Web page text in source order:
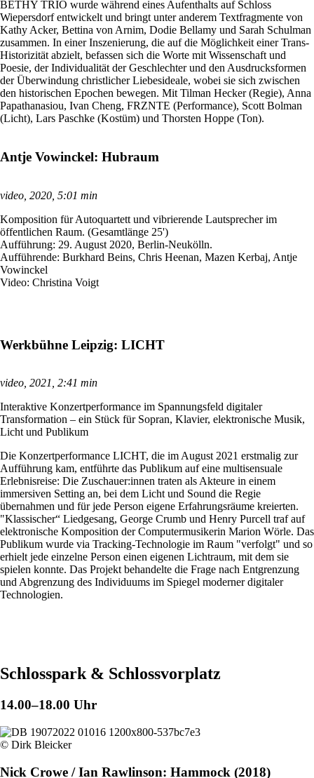
BETHY TRIO wurde während eines Aufenthalts auf Schloss
Wiepersdorf entwickelt und bringt unter anderem Textfragmente von
Kathy Acker, Bettina von Arnim, Dodie Bellamy und Sarah Schulman
zusammen. In einer Inszenierung, die auf die Möglichkeit einer Trans-
Historizität abzielt, befassen sich die Worte mit Wissenschaft und
Poesie, der Individualität der Geschlechter und den Ausdrucksformen
der Überwindung christlicher Liebesideale, wobei sie sich zwischen
den historischen Epochen bewegen. Mit Tilman Hecker (Regie), Anna
Papathanasiou, Ivan Cheng, FRZNTE (Performance), Scott Bolman
(Licht), Lars Paschke (Kostüm) und Thorsten Hoppe (Ton).
Antje Vowinckel: Hubraum
video, 2020, 5:01 min
Komposition für Autoquartett und vibrierende Lautsprecher im
öffentlichen Raum. (Gesamtlänge 25')
Aufführung: 29. August 2020, Berlin-Neukölln.
Aufführende: Burkhard Beins, Chris Heenan, Mazen Kerbaj, Antje
Vowinckel
Video: Christina Voigt
Werkbühne Leipzig: LICHT
video, 2021, 2:41 min
Interaktive Konzertperformance im Spannungsfeld digitaler
Transformation – ein Stück für Sopran, Klavier, elektronische Musik,
Licht und Publikum
Die Konzertperformance LICHT, die im August 2021 erstmalig zur
Aufführung kam, entführte das Publikum auf eine multisensuale
Erlebnisreise: Die Zuschauer:innen traten als Akteure in einem
immersiven Setting an, bei dem Licht und Sound die Regie
übernahmen und für jede Person eigene Erfahrungsräume kreierten.
"Klassischer“ Liedgesang, George Crumb und Henry Purcell traf auf
elektronische Komposition der Computermusikerin Marion Wörle. Das
Publikum wurde via Tracking-Technologie im Raum "verfolgt" und so
erhielt jede einzelne Person einen eigenen Lichtraum, mit dem sie
spielen konnte. Das Projekt behandelte die Frage nach Entgrenzung
und Abgrenzung des Individuums im Spiegel moderner digitaler
Technologien.
Schlosspark & Schlossvorplatz
14.00–18.00 Uhr
© Dirk Bleicker
Nick Crowe / Ian Rawlinson: Hammock (2018)